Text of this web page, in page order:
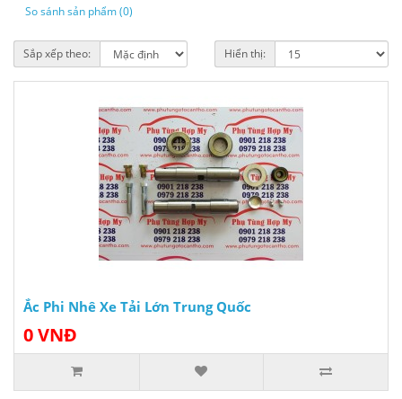
So sánh sản phẩm (0)
Sắp xếp theo: Hiển thị:
Ắc Phi Nhê Xe Tải Lớn Trung Quốc
0 VNĐ